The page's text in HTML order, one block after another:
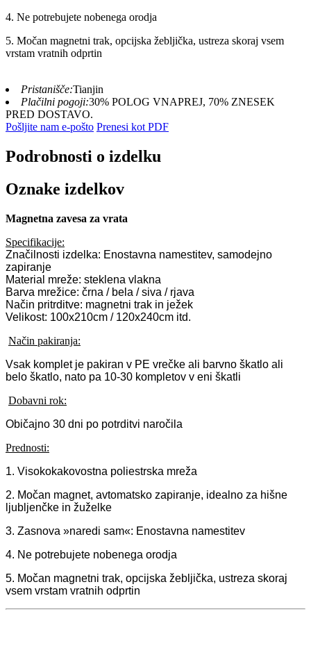
4. Ne potrebujete nobenega orodja
5. Močan magnetni trak, opcijska žebljička, ustreza skoraj vsem
vrstam vratnih odprtin
Pristanišče:Tianjin
Plačilni pogoji:30% POLOG VNAPREJ, 70% ZNESEK
PRED DOSTAVO.
Pošljite nam e-pošto Prenesi kot PDF
Podrobnosti o izdelku
Oznake izdelkov
Magnetna zavesa za vrata
Specifikacije:
Značilnosti izdelka: Enostavna namestitev, samodejno
zapiranje
Material mreže: steklena vlakna
Barva mrežice: črna / bela / siva / rjava
Način pritrditve: magnetni trak in ježek
Velikost: 100x210cm / 120x240cm itd.
Način pakiranja:
Vsak komplet je pakiran v PE vrečke ali barvno škatlo ali
belo škatlo, nato pa 10-30 kompletov v eni škatli
Dobavni rok:
Običajno 30 dni po potrditvi naročila
Prednosti:
1. Visokokakovostna poliestrska mreža
2. Močan magnet, avtomatsko zapiranje, idealno za hišne
ljubljenčke in žuželke
3. Zasnova »naredi sam«: Enostavna namestitev
4. Ne potrebujete nobenega orodja
5. Močan magnetni trak, opcijska žebljička, ustreza skoraj
vsem vrstam vratnih odprtin